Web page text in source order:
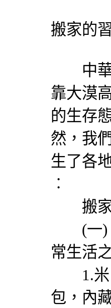
搬家的
中華
靠大漠
的生存
然，我
生了各
︰
搬家
(一)「
常生活
1.米︰
包，內